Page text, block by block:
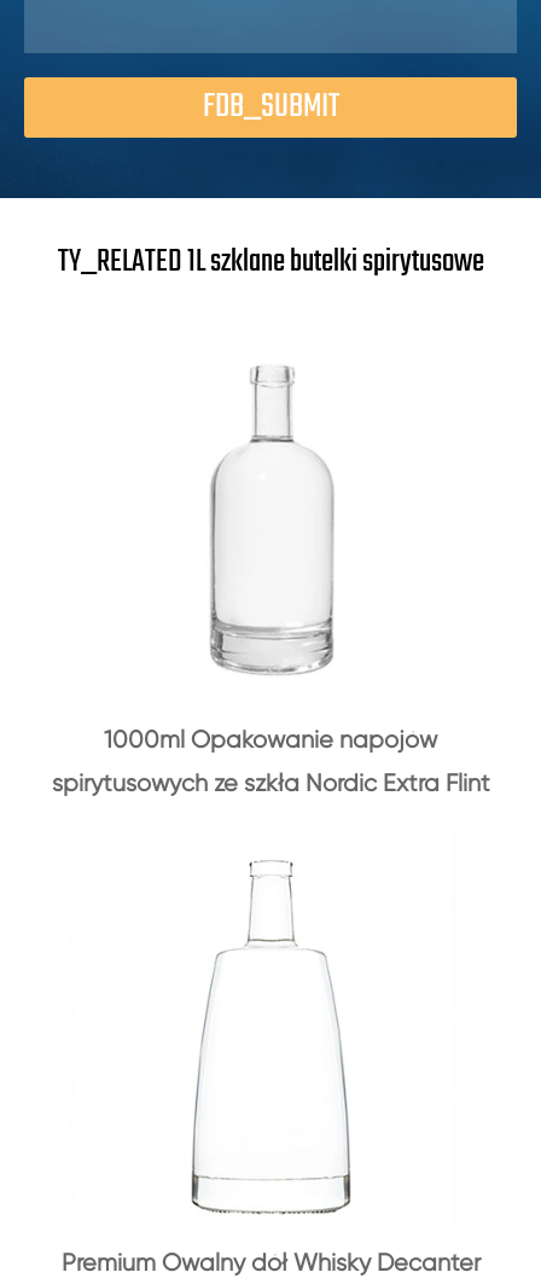
FDB_SUBMIT
TY_RELATED 1L szklane butelki spirytusowe
1000ml Opakowanie napojów
spirytusowych ze szkła Nordic Extra Flint
Premium Owalny dół Whisky Decanter